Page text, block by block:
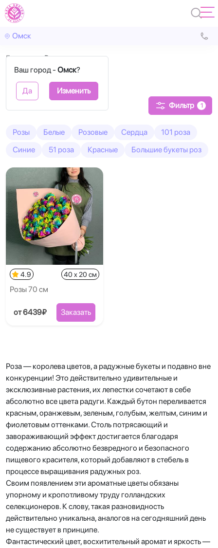
Омск
Ваш город - Омск?
Да Изменить
Главная Радужные
Радужные розы
Фильтр 1
Розы Белые Розовые Сердца
101 роза
Синие
51 роза Красные Большие букеты роз
4.9 40 x 20 см
Розы 70 см
от 6439₽ Заказать
Роза — королева цветов, а радужные букеты и подавно вне
конкуренции! Это действительно удивительные и
эксклюзивные растения, их лепестки сочетают в себе
абсолютно все цвета радуги. Каждый бутон переливается
красным, оранжевым, зеленым, голубым, желтым, синим и
фиолетовым оттенками. Столь потрясающий и
завораживающий эффект достигается благодаря
содержанию абсолютно безвредного и безопасного
пищевого красителя, который добавляют в стебель в
процессе выращивания радужных роз.
Своим появлением эти ароматные цветы обязаны
упорному и кропотливому труду голландских
селекционеров. К слову, такая разновидность
действительно уникальна, аналогов на сегодняшний день
не существует в принципе.
Фантастический цвет, восхитительный аромат и яркость —